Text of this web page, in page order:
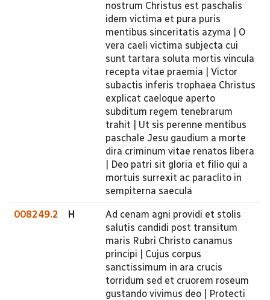
nostrum Christus est paschalis
idem victima et pura puris
mentibus sinceritatis azyma | O
vera caeli victima subjecta cui
sunt tartara soluta mortis vincula
recepta vitae praemia | Victor
subactis inferis trophaea Christus
explicat caeloque aperto
subditum regem tenebrarum
trahit | Ut sis perenne mentibus
paschale Jesu gaudium a morte
dira criminum vitae renatos libera
| Deo patri sit gloria et filio qui a
mortuis surrexit ac paraclito in
sempiterna saecula
008249.2 H
Ad cenam agni providi et stolis
salutis candidi post transitum
maris Rubri Christo canamus
principi | Cujus corpus
sanctissimum in ara crucis
torridum sed et cruorem roseum
gustando vivimus deo | Protecti